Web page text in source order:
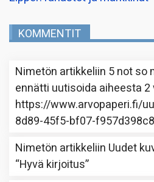
KOMMENTIT
Nimetön artikkeliin 5 not so
ennätti uutisoida aiheesta 2
https://www.arvopaperi.fi/
8d89-45f5-bf07-
Nimetön artikkeliin Uudet
“Hyvä kirjoitus”